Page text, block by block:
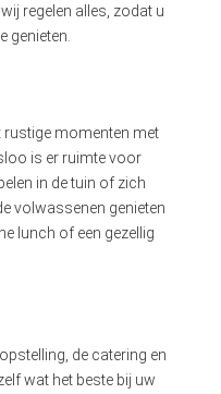
regelen alles, zodat u
genieten.
rustige momenten met
is er ruimte voor
in de tuin of zich
volwassenen genieten
lunch of een gezellig
de catering en
wat het beste bij uw